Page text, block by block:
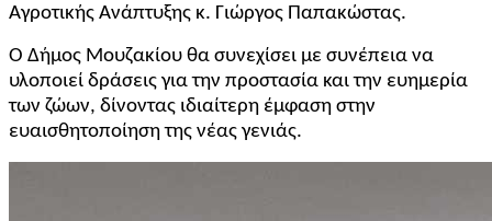
Αγροτικής Ανάπτυξης κ. Γιώργος Παπακώστας.
Ο Δήμος Μουζακίου θα συνεχίσει με συνέπεια να
υλοποιεί δράσεις για την προστασία και την ευημερία
των ζώων, δίνοντας ιδιαίτερη έμφαση στην
ευαισθητοποίηση της νέας γενιάς.